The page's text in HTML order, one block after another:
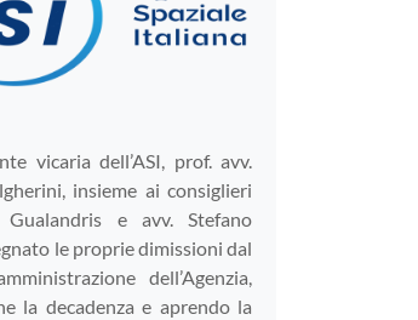
vicaria dell’ASI, prof. avv.
insieme ai consiglieri
e avv. Stefano
le proprie dimissioni dal
dell’Agenzia,
la decadenza e aprendo la